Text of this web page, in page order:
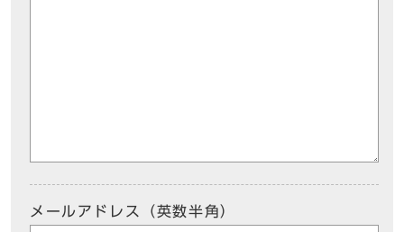
メールアドレス（英数半角）